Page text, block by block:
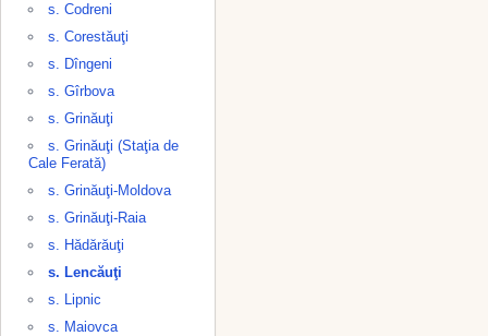
s. Codreni
s. Corestăuţi
s. Dîngeni
s. Gîrbova
s. Grinăuţi
s. Grinăuţi (Staţia de
Cale Ferată)
s. Grinăuţi-Moldova
s. Grinăuţi-Raia
s. Hădărăuţi
s. Lencăuţi
s. Lipnic
s. Maiovca